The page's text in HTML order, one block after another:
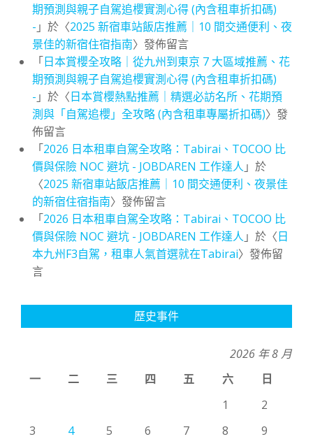
期預測與親子自駕追櫻實測心得 (內含租車折扣碼)
- 」於〈2025 新宿車站飯店推薦｜10 間交通便利、夜
景佳的新宿住宿指南〉發佈留言
「日本賞櫻全攻略｜從九州到東京 7 大區域推薦、花
期預測與親子自駕追櫻實測心得 (內含租車折扣碼)
- 」於〈日本賞櫻熱點推薦｜精選必訪名所、花期預
測與「自駕追櫻」全攻略 (內含租車專屬折扣碼)〉發
佈留言
「2026 日本租車自駕全攻略：Tabirai、TOCOO 比
價與保險 NOC 避坑 - JOBDAREN 工作達人 」於
〈2025 新宿車站飯店推薦｜10 間交通便利、夜景佳
的新宿住宿指南〉發佈留言
「2026 日本租車自駕全攻略：Tabirai、TOCOO 比
價與保險 NOC 避坑 - JOBDAREN 工作達人 」於〈日
本九州F3自駕，租車人氣首選就在Tabirai〉發佈留
言
歷史事件
2026 年 8 月
一
二 三 四 五 六
日
1
2
3
4 5 6 7 8
9